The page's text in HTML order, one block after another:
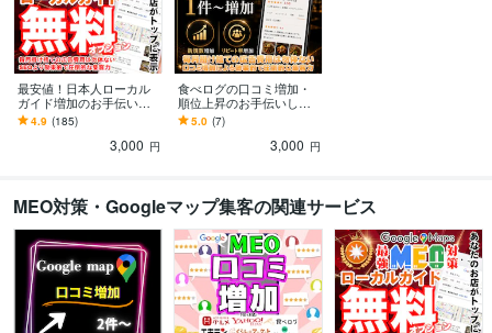
PowerDirector:5年
最安値！日本人ローカル
ガイド増加のお手伝いし
ます ⭐Google認定ローカ
ルガイドは評価が高く信
4.9 (185)
3,000 円
食べログの口コミ増加・
順位上昇のお手伝いしま
す ⭐️日本人からの最適な
ワードを含む対策で上位
表示→来店数増加
5.0 (7)
3,000 円
MEO対策・Googleマップ集客の関連サービス